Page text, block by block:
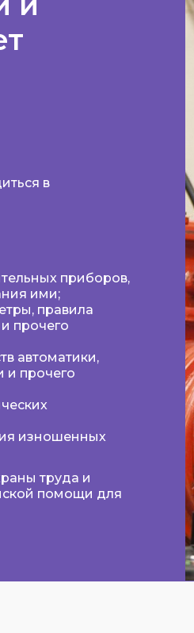
в
приборов,
ими;
правила
прочего
автоматики,
и прочего
изношенных
труда и
помощи для